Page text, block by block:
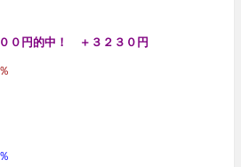
０円的中！ ＋３２３０円